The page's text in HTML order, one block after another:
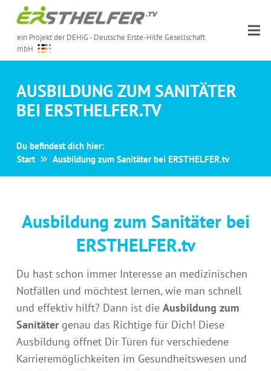
ein Projekt der DEHiG - Deutsche Erste-Hilfe Gesellschaft
mbH
AUSBILDUNG ZUM SANITÄTER
BEI ERSTHELFER.TV
Start Ausbildung zum Sanitäter bei ERSTHELFER.tv
Du befindest dich hier:
Ausbildung zum Sanitäter bei
ERSTHELFER.tv
Du hast schon immer Interesse an medizinischen
Notfällen und möchtest lernen, wie man schnell
und effektiv hilft? Dann ist die Ausbildung zum
Sanitätergenau das Richtige für Dich! Diese
Ausbildung öffnet Dir Türen für verschiedene
Karrieremöglichkeiten im Gesundheitswesen und